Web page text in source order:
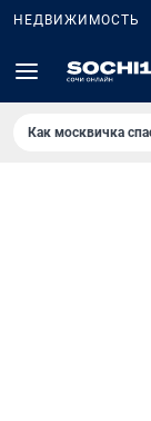
НЕДВИЖИМОСТЬ
Как москвичка